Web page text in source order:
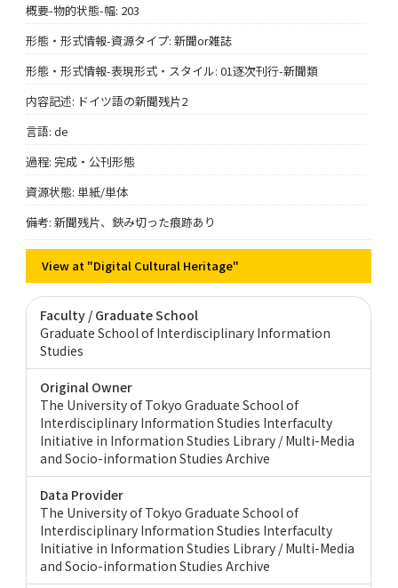
概要-物的状態-幅: 203
形態・形式情報-資源タイプ: 新聞or雑誌
形態・形式情報-表現形式・スタイル: 01逐次刊行-新聞類
内容記述: ドイツ語の新聞残片2
言語: de
過程: 完成・公刊形態
資源状態: 単紙/単体
備考: 新聞残片、鋏み切った痕跡あり
View at "Digital Cultural Heritage"
Faculty / Graduate School
Graduate School of Interdisciplinary Information
Studies
Original Owner
The University of Tokyo Graduate School of
Interdisciplinary Information Studies Interfaculty
Initiative in Information Studies Library / Multi-Media
and Socio-information Studies Archive
Data Provider
The University of Tokyo Graduate School of
Interdisciplinary Information Studies Interfaculty
Initiative in Information Studies Library / Multi-Media
and Socio-information Studies Archive